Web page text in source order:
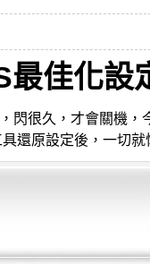
佳化設
閃很久，才會關機
還原設定後，一切就